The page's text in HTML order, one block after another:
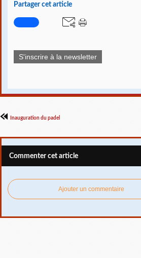
Partager cet article
S'inscrire à la newsletter
Inauguration du padel
Commenter cet article
Ajouter un commentaire